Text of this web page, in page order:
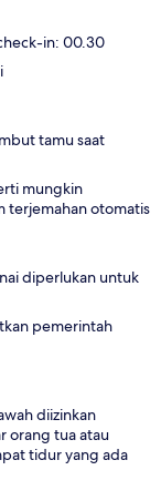
in: 00.30
tamu saat
mungkin
terjemahan otomatis
diperlukan untuk
pemerintah
diizinkan
orang tua atau
tidur yang ada